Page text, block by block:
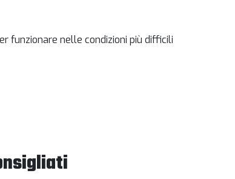
funzionare nelle condizioni più difficili